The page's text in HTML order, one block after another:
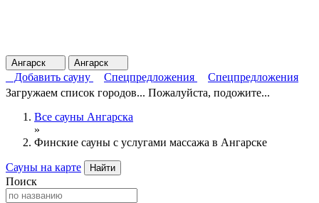
Ангарск Ангарск
Добавить сауну Спецпредложения
Спецпредложения
Загружаем список городов... Пожалуйста, подожите...
Все сауны Ангарска
»
Финские сауны с услугами массажа в Ангарске
Сауны на карте Найти
Поиск